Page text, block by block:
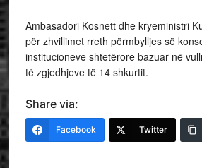
Ambasadori Kosnett dhe kryeministri
për zhvillimet rreth përmbylljes së
institucioneve shtetërore bazuar në
të zgjedhjeve të 14 shkurtit.
Share via:
Facebook Twitter